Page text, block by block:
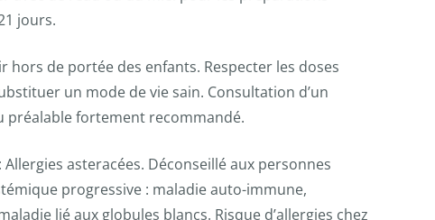
jours.
hors de portée des enfants. Respecter les doses
un mode de vie sain. Consultation d’un
préalable fortement recommandé.
: Allergies asteracées. Déconseillé aux personnes
progressive : maladie auto-immune,
lié aux globules blancs. Risque d’allergies chez